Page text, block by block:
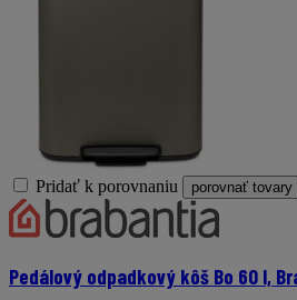
Pridať k porovnaniu porovnať tovary
Pedálový odpadkový kôš Bo 60 l,